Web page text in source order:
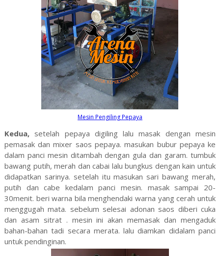
Mesin Pengiling Pepaya
Kedua,setelah pepaya digiling lalu masak dengan mesin
pemasak dan mixer saos pepaya. masukan bubur pepaya ke
dalam panci mesin ditambah dengan gula dan garam. tumbuk
bawang putih, merah dan cabai lalu bungkus dengan kain untuk
didapatkan sarinya. setelah itu masukan sari bawang merah,
putih dan cabe kedalam panci mesin. masak sampai 20-
30menit. beri warna bila menghendaki warna yang cerah untuk
menggugah mata. sebelum selesai adonan saos diberi cuka
dan asam sitrat . mesin ini akan memasak dan mengaduk
bahan-bahan tadi secara merata. lalu diamkan didalam panci
untuk pendinginan.